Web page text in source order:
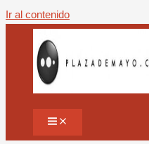
Ir al contenido